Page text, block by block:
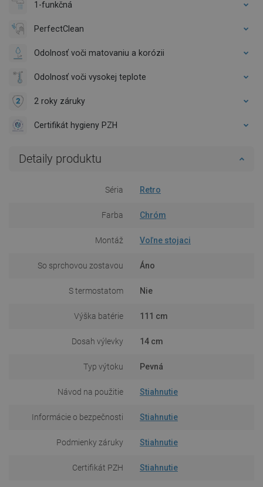
1-funkčná
PerfectClean
Odolnosť voči matovaniu a korózii
Odolnosť voči vysokej teplote
2 roky záruky
Certifikát hygieny PZH
Detaily produktu
Séria Retro
Farba Chróm
Montáž Voľne stojaci
So sprchovou zostavou Áno
S termostatom Nie
Výška batérie 111 cm
Dosah výlevky 14 cm
Typ výtoku Pevná
Návod na použitie Stiahnutie
Informácie o bezpečnosti Stiahnutie
Podmienky záruky Stiahnutie
Certifikát PZH Stiahnutie